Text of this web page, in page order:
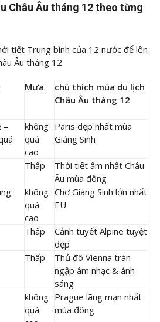
Châu Âu tháng 12 theo từng
tiết Trung bình của 12 nước để lên
Âu tháng 12
Mưa
chú thích mùa du lịch
Châu Âu tháng 12
–
không
quá
cao
Paris đẹp nhất mùa
Giáng Sinh
Thấp
Thời tiết ấm nhất Châu
Âu mùa đông
không
quá
cao
Chợ Giáng Sinh lớn nhất
EU
Thấp
Cảnh tuyết Alpine tuyệt
đẹp
Thấp
Thủ đô Vienna tràn
ngập âm nhạc & ánh
sáng
không
quá
Prague lãng mạn nhất
mùa đông